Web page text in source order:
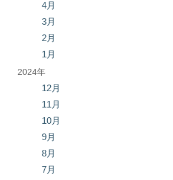
4月
3月
2月
1月
2024年
12月
11月
10月
9月
8月
7月